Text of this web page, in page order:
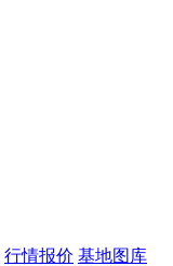
行情报价 基地图库